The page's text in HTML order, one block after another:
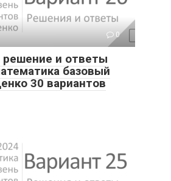
0
решение и ответы
базовый
30 вариантов